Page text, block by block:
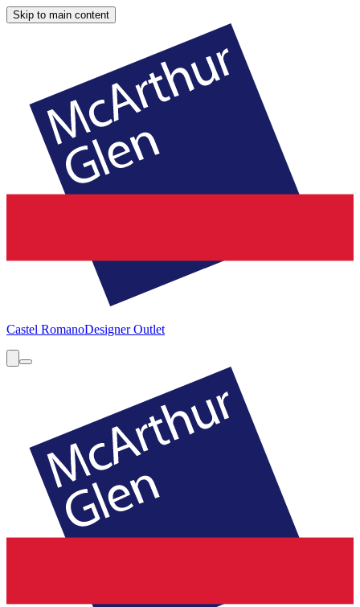
Skip to main content
Castel RomanoDesigner Outlet